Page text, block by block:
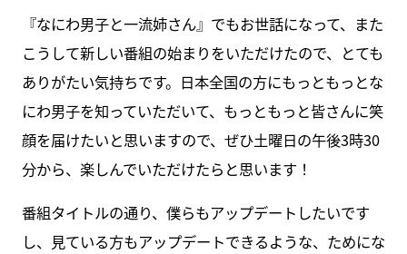
『なにわ男子と一流姉さん』でもお世話になって、また
こうして新しい番組の始まりをいただけたので、とても
ありがたい気持ちです。日本全国の方にもっともっとな
にわ男子を知っていただいて、もっともっと皆さんに笑
顔を届けたいと思いますので、ぜひ土曜日の午後3時30
分から、楽しんでいただけたらと思います！
番組タイトルの通り、僕らもアップデートしたいです
し、見ている方もアップデートできるような、ためにな